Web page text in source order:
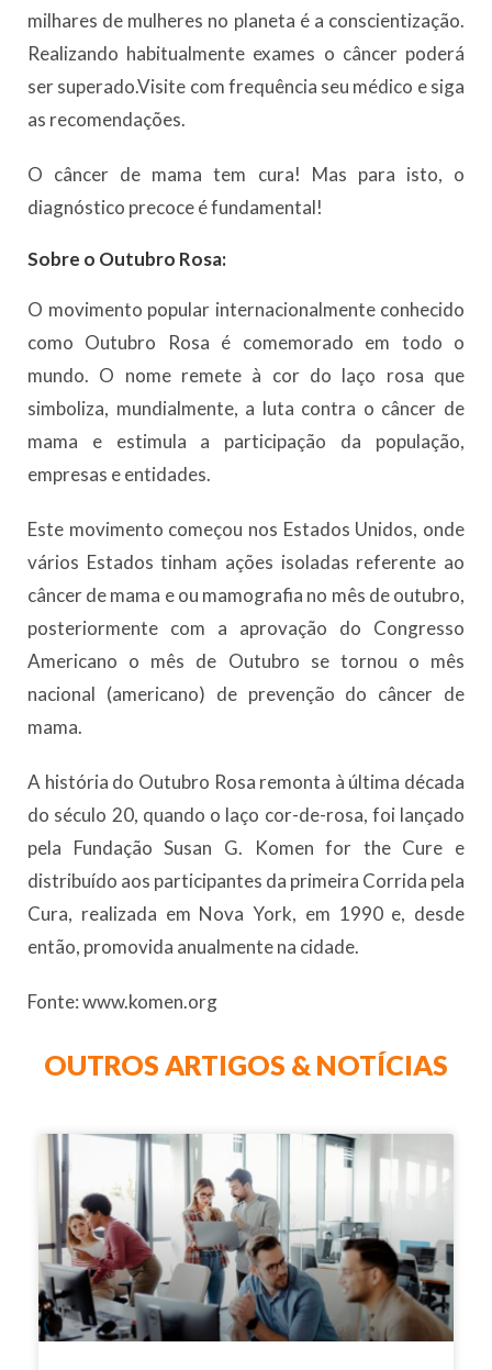
milhares de mulheres no planeta é a conscientização.
Realizando habitualmente exames o câncer poderá
ser superado.Visite com frequência seu médico e siga
as recomendações.
O câncer de mama tem cura! Mas para isto, o
diagnóstico precoce é fundamental!
Sobre o Outubro Rosa:
O movimento popular internacionalmente conhecido
como Outubro Rosa é comemorado em todo o
mundo. O nome remete à cor do laço rosa que
simboliza, mundialmente, a luta contra o câncer de
mama e estimula a participação da população,
empresas e entidades.
Este movimento começou nos Estados Unidos, onde
vários Estados tinham ações isoladas referente ao
câncer de mama e ou mamografia no mês de outubro,
posteriormente com a aprovação do Congresso
Americano o mês de Outubro se tornou o mês
nacional (americano) de prevenção do câncer de
mama.
A história do Outubro Rosa remonta à última década
do século 20, quando o laço cor-de-rosa, foi lançado
pela Fundação Susan G. Komen for the Cure e
distribuído aos participantes da primeira Corrida pela
Cura, realizada em Nova York, em 1990 e, desde
então, promovida anualmente na cidade.
Fonte: www.komen.org
OUTROS ARTIGOS & NOTÍCIAS